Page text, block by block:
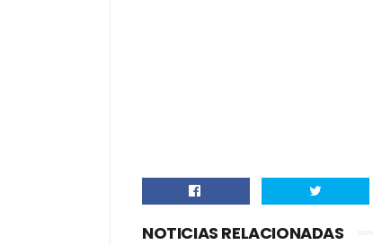
NOTICIAS RELACIONADAS